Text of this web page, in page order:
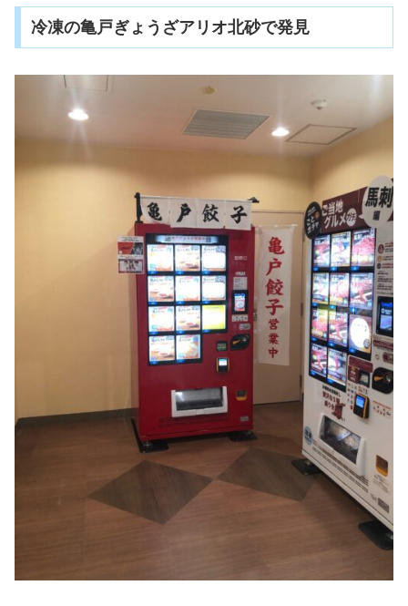
冷凍の亀戸ぎょうざアリオ北砂で発見